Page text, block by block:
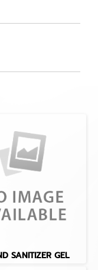
SANITIZER GEL